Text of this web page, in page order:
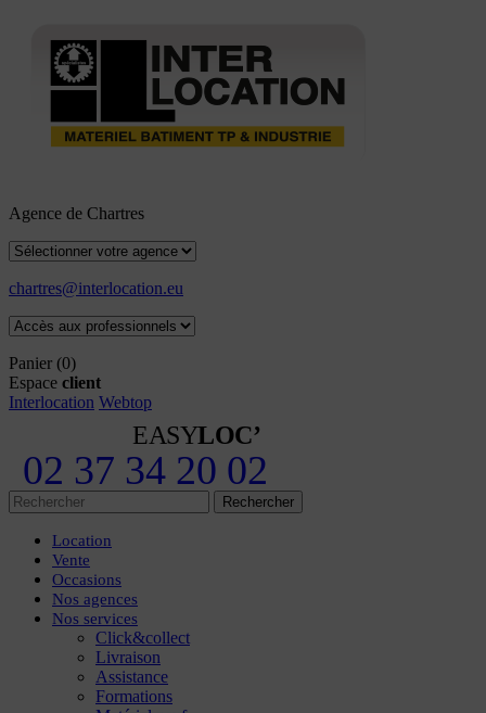
Agence de Chartres
chartres@interlocation.eu
Panier (0)
Espace client
Interlocation Webtop
EASYLOC’
02 37 34 20 02
Rechercher
Location
Vente
Occasions
Nos agences
Nos services
Click&collect
Livraison
Assistance
Formations